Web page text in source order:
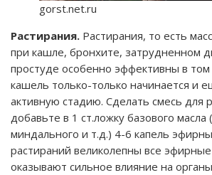
gorst.net.ru
Растирания. Растирания, то есть
при кашле, бронхите, затрудненном
простуде особенно эффективны в том
кашель только-только начинается и
активную стадию. Сделать смесь для
добавьте в 1 ст.ложку базового масла
миндального и т.д.) 4-6 капель
растираний великолепны все
оказывают сильное влияние на